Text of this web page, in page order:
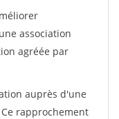
association
agréée par
auprès d'une
rapprochement